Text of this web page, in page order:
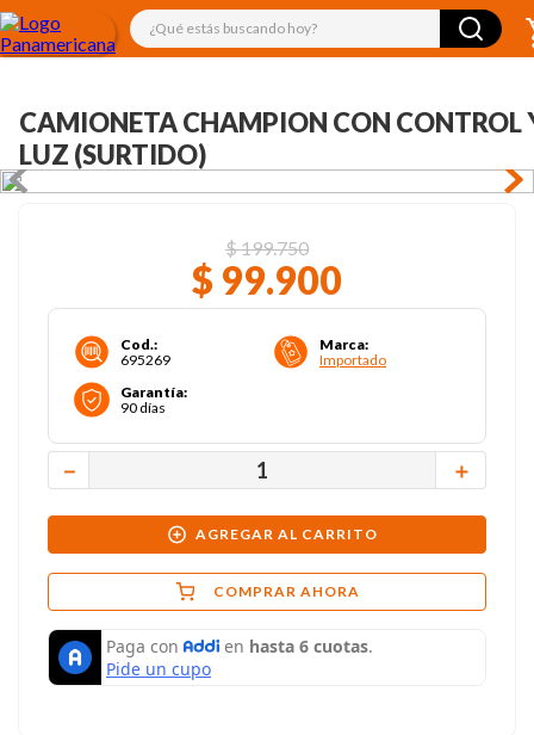
¿Qué estás buscando hoy?
CAMIONETA CHAMPION CON CONTROL
LUZ (SURTIDO)
$199.750
$ 99.900
Cod.:
695269
Marca:
Importado
Garantía:
90 días
＋
－
AGREGAR AL CARRITO
COMPRAR AHORA